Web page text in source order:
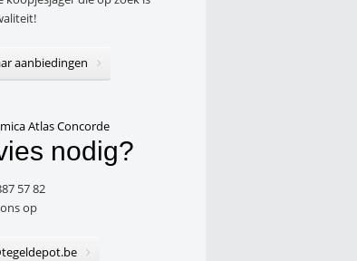
aanbiedingen
nodig?
57 82
op